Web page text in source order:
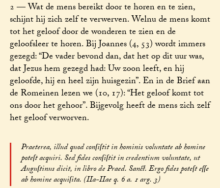
2 — Wat de mens bereikt door te horen en te zien,
schijnt hij zich zelf te verwerven. Welnu de mens komt
tot het geloof door de wonderen te zien en de
geloofsleer te horen. Bij Joannes (4, 53) wordt immers
gezegd: “De vader bevond dan, dat het op dit uur was,
dat Jezus hem gezegd had: Uw zoon leeft, en hij
geloofde, hij en heel zijn huisgezin”. En in de Brief aan
de Romeinen lezen we (10, 17): “Het geloof komt tot
ons door het gehoor”. Bijgevolg heeft de mens zich zelf
het geloof verworven.
Praeterea, illud quod conſiſtit in hominis voluntate ab homine
poteſt acquiri. Sed fides conſiſtit in credentium voluntate, ut
Auguſtinus dicit, in libro de Praed. Sanct. Ergo fides poteſt eſſe
ab homine acquiſita. (IIa-IIae q. 6 a. 1 arg. 3)